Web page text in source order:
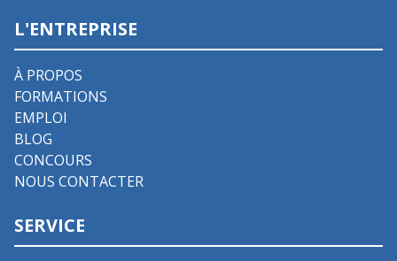
L'ENTREPRISE
À PROPOS
FORMATIONS
EMPLOI
BLOG
CONCOURS
NOUS CONTACTER
SERVICE